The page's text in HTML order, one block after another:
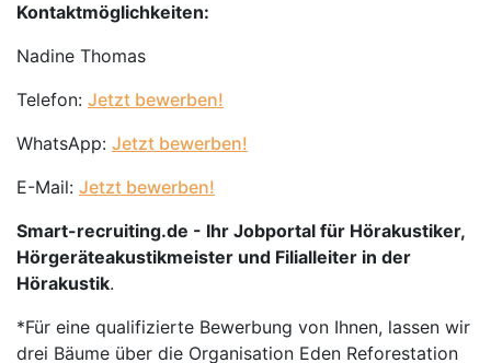
Kontaktmöglichkeiten:
Nadine Thomas
Telefon: Jetzt bewerben!
WhatsApp: Jetzt bewerben!
E-Mail: Jetzt bewerben!
Smart-recruiting.de - Ihr Jobportal für Hörakustiker,
Hörgeräteakustikmeister und Filialleiter in der
Hörakustik.
*Für eine qualifizierte Bewerbung von Ihnen, lassen wir
drei Bäume über die Organisation Eden Reforestation